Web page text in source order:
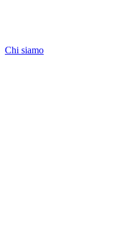
Chi siamo